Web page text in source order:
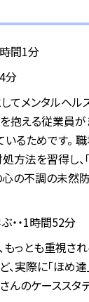
間1分
分
てメンタルヘル
抱える従業員が
るためです。
法を習得し、
の不調の未然
・・1時間52分
っとも重視さ
、実際に「ほめ
のケーススタ